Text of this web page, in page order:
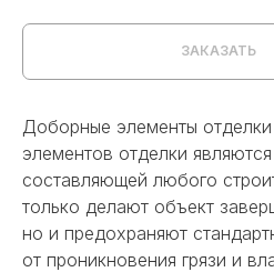
ЗАКАЗАТЬ
Доборные элементы отделки
элементов отделки
составляющей любого
только делают объект
но и предохраняют
от проникновения грязи и